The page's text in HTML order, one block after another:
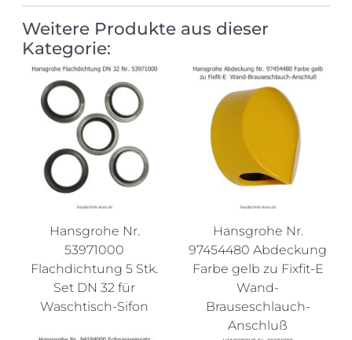
Weitere Produkte aus dieser
Kategorie:
Hansgrohe Nr.
53971000
Flachdichtung 5 Stk.
Set DN 32 für
Waschtisch-Sifon
Hansgrohe Nr.
97454480 Abdeckung
Farbe gelb zu Fixfit-E
Wand-
Brauseschlauch-
Anschluß